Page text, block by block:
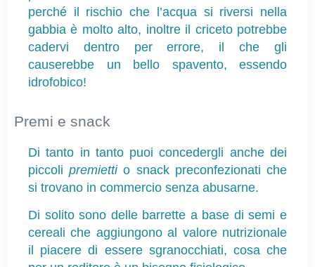
perché il rischio che l’acqua si riversi nella
gabbia è molto alto, inoltre il criceto potrebbe
cadervi dentro per errore, il che gli
causerebbe un bello spavento, essendo
idrofobico!
Premi e snack
Di tanto in tanto puoi concedergli anche dei
piccoli premietti o snack preconfezionati che
si trovano in commercio senza abusarne.
Di solito sono delle barrette a base di semi e
cereali che aggiungono al valore nutrizionale
il piacere di essere sgranocchiati, cosa che